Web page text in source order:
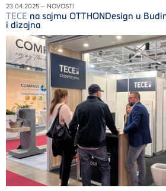
23.04.2025 – NOVOSTI
TECE na sajmu OTTHONDesign u
i dizajna